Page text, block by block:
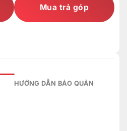
Mua trả góp
HƯỚNG DẪN BẢO QUẢN